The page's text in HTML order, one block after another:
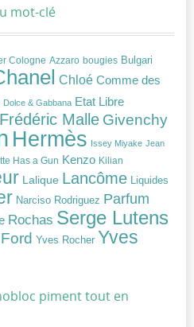
mot-clé
Cologne Azzaro bougies Bulgari
Chloé Comme des
Dolce & Gabbana Etat Libre
Frédéric Malle Givenchy
Hermès Issey Miyake Jean
Has a Gun Kenzo Kilian
Lalique Lancôme
Liquides
Narciso Rodriguez Parfum
Rochas Serge Lutens
Yves Rocher Yves
piment tout en